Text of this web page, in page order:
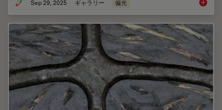
Sep 29, 2025 ギャラリー 偏光